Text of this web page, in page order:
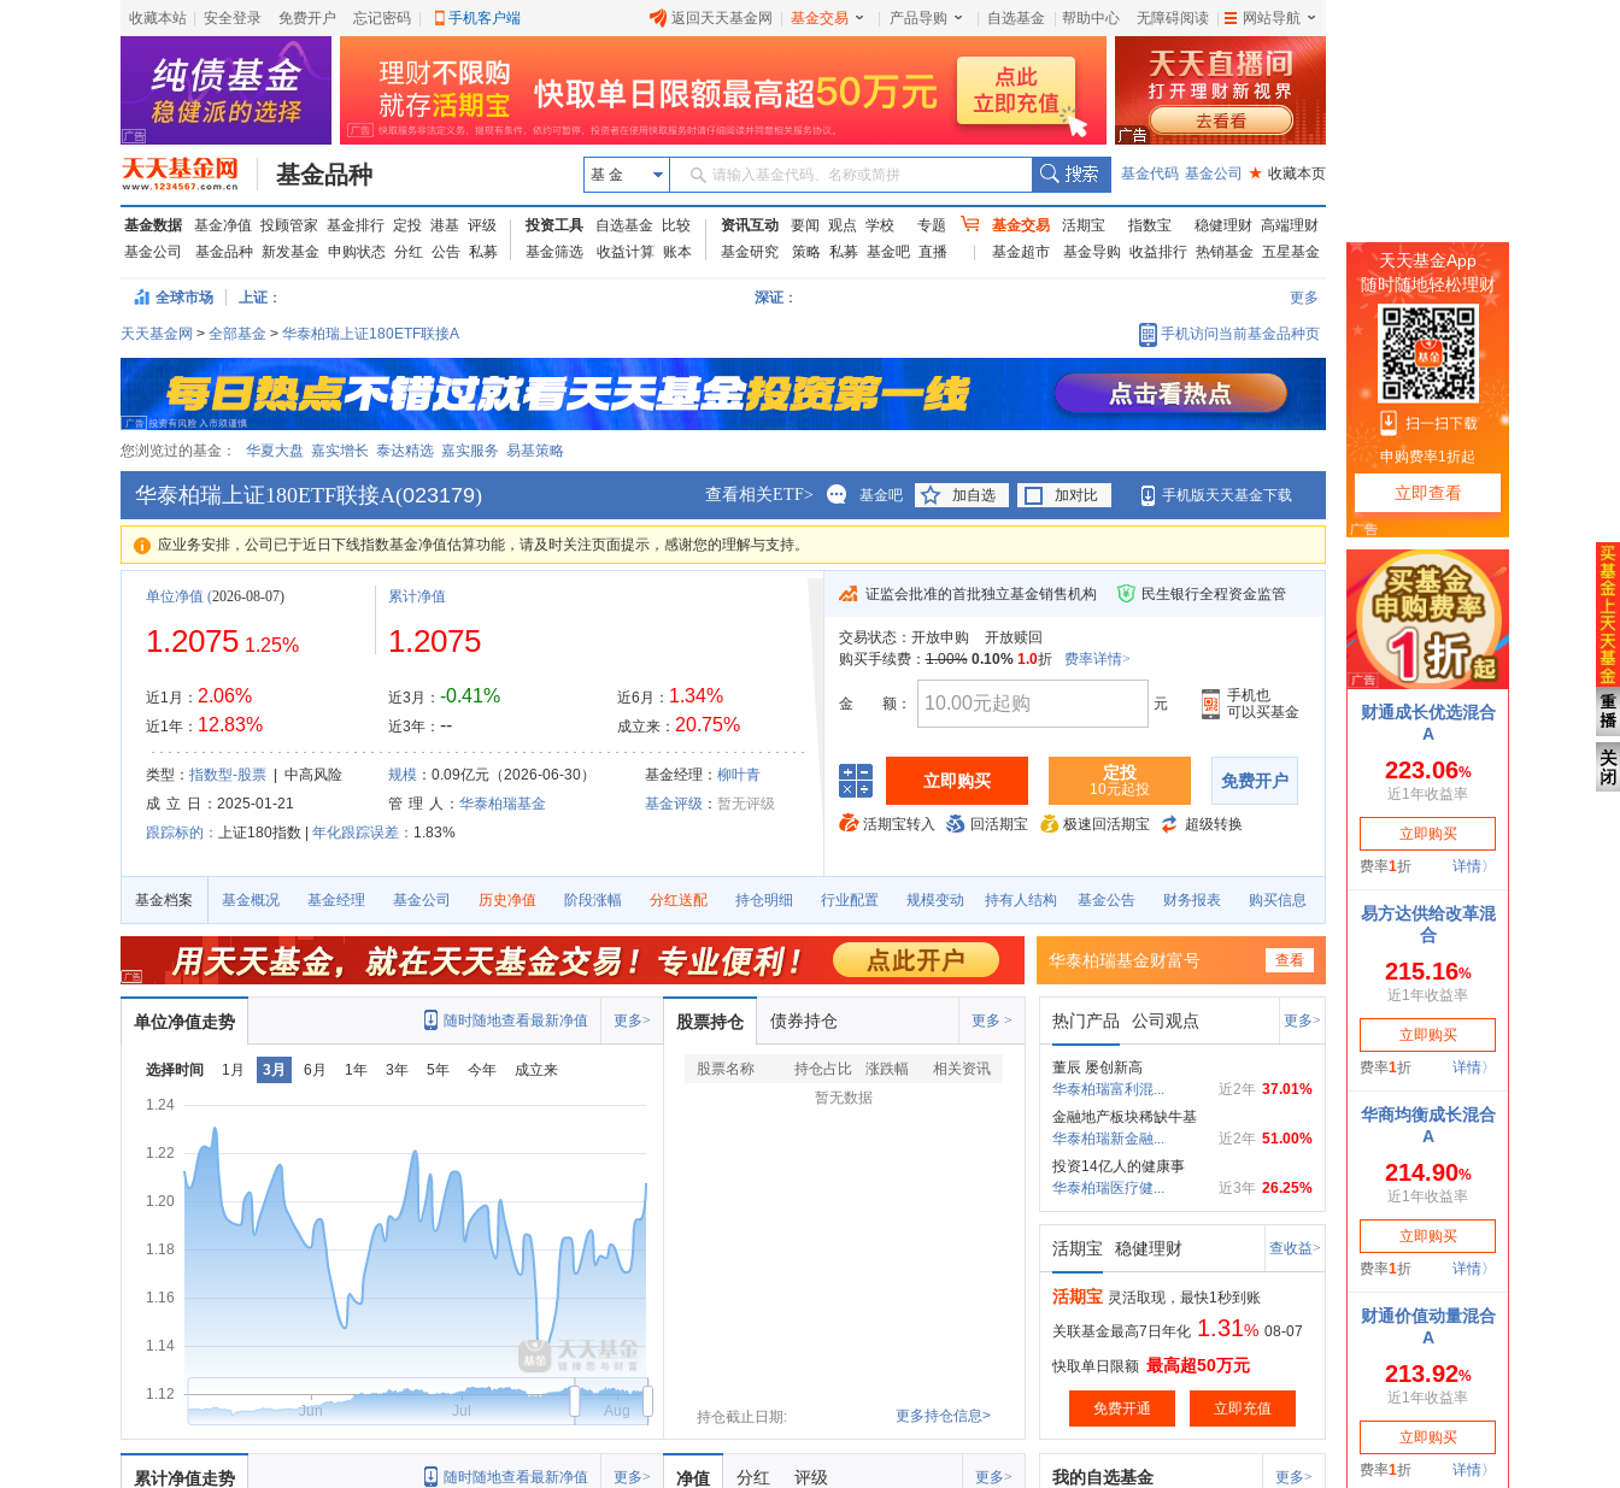
收藏本站 安全登录 免费开户 忘记密码 手机客户端 返回天天基金网 基金交易 产品导购 自选基金 帮助中心 无障碍阅读 网站导航
基金品种 基 金 请输入基金代码、名称或简拼 基金代码 基金公司 ★ 收藏本页
基金数据 基金净值 投顾管家 基金排行 定投 港基 评级
基金公司
基金品种 新发基金 申购状态 分红 公告 私募
投资工具 自选基金
比较
基金筛选
收益计算 账本
资讯互动 要闻 观点 学校
专题
基金研究
策略 私募 基金吧 直播
基金交易 活期宝 指数宝 稳健理财 高端理财
基金超市
基金导购 收益排行 热销基金 五星基金
全球市场 上证： 深证： 更多
天天基金网 > 全部基金 > 华泰柏瑞上证180ETF联接A 手机访问当前基金品种页
您浏览过的基金： 华夏大盘 嘉实增长 泰达精选 嘉实服务 易基策略
华泰柏瑞上证180ETF联接A(023179) 查看相关ETF> 基金吧 加自选 加对比 手机版天天基金下载
应业务安排，公司已于近日下线指数基金净值估算功能，请及时关注页面提示，感谢您的理解与支持。
单位净值 (2026-08-07)
1.2075 1.25%
近1月： 2.06%
近1年： 12.83%
累计净值
1.2075
近3月： -0.41%
近3年： --
近6月： 1.34%
成立来： 20.75%
类型： 指数型-股票| 中高风险 规模：0.09亿元（2026-06-30） 基金经理： 柳叶青
成 立 日
：2025-01-21 管 理 人 ： 华泰柏瑞基金 基金评级 ： 暂无评级
跟踪标的： 上证180指数 | 年化跟踪误差： 1.83%
证监会批准的首批独立基金销售机构 民生银行全程资金监管
交易状态： 开放申购
开放赎回
购买手续费：1.00% 0.10% 1.0折 费率详情>
金 额： 元
手机也
可以买基金
立即购买 定投
10元起投 免费开户
活期宝转入 回活期宝 极速回活期宝 超级转换
基金档案 基金概况 基金经理 基金公司 历史净值 阶段涨幅 分红送配 持仓明细 行业配置 规模变动 持有人结构 基金公告 财务报表 购买信息
华泰柏瑞基金财富号 查看
单位净值走势 更多>
随时随地查看最新净值
选择时间 1月 3月 6月 1年 3年 5年 今年 成立来
1.12
1.14
1.16
1.18
1.20
1.22
1.24
Jun Jul Aug
股票持仓 债券持仓 更多 >
股票名称 持仓占比 涨跌幅
相关资讯
暂无数据
持仓截止日期: 更多持仓信息>
热门产品 公司观点 更多>
董辰 屡创新高
37.01%
近2年
华泰柏瑞富利混...
金融地产板块稀缺牛基
51.00%
近2年
华泰柏瑞新金融...
投资14亿人的健康事
26.25%
近3年
华泰柏瑞医疗健...
活期宝 稳健理财 查收益>
活期宝 灵活取现，最快1秒到账
关联基金最高7日年化 1.31% 08-07
快取单日限额 最高超50万元
免费开通 立即充值
累计净值走势 更多>
随时随地查看最新净值 净值 分红 评级 更多> 我的自选基金 更多>